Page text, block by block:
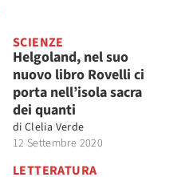
SCIENZE
Helgoland, nel suo
nuovo libro Rovelli ci
porta nell’isola sacra
dei quanti
di Clelia Verde
12 Settembre 2020
LETTERATURA